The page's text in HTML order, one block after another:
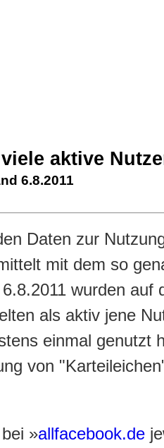
aktive
6.8.2011
Daten zur
mit dem so
wurden auf
als aktiv jene
einmal genutzt
von
»allfacebook.de